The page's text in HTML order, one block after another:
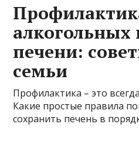
печени:
семьи
Профилактика – это
Какие простые правила
сохранить печень в